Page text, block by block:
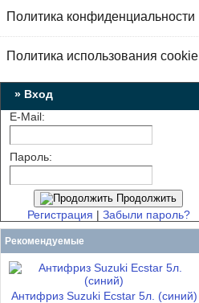
Политика конфиденциальности
Политика использования cookie
» Вход
E-Mail:
Пароль:
Продолжить
Регистрация | Забыли пароль?
Рекомендуемые
Антифриз Suzuki Ecstar 5л. (синий)